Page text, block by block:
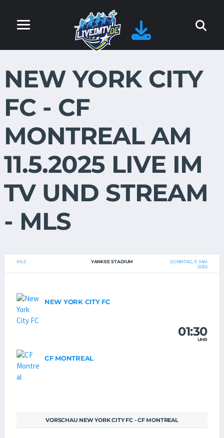
NEW YORK CITY
FC - CF
MONTREAL AM
11.5.2025 LIVE IM
TV UND STREAM
- MLS
MLS YANKEE STADIUM
SONNTAG, 11. MAI
2025
NEW YORK CITY FC
01:30
UHR
CF MONTREAL
VORSCHAU NEW YORK CITY FC - CF MONTREAL